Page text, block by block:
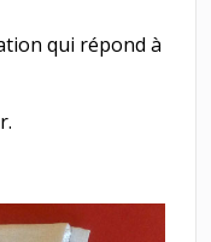
qui répond à